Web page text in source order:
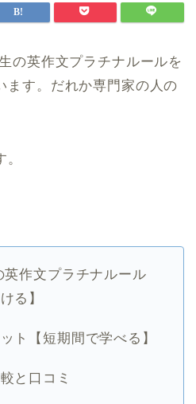
の英作文プラチナルールを
ます。だれか専門家の人の
英作文プラチナルール
る】
ト【短期間で学べる】
と口コミ